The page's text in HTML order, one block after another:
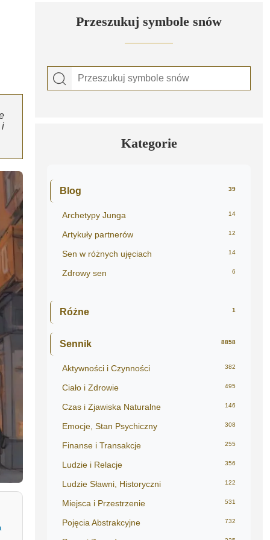
i
Przeszukuj symbole snów
Kategorie
Blog 39
Archetypy Junga 14
Artykuły partnerów 12
Sen w różnych ujęciach 14
Zdrowy sen 6
Różne 1
Sennik 8858
Aktywności i Czynności 382
Ciało i Zdrowie 495
Czas i Zjawiska Naturalne 146
Emocje, Stan Psychiczny 308
Finanse i Transakcje 255
Ludzie i Relacje 356
Ludzie Sławni, Historyczni 122
Miejsca i Przestrzenie 531
Pojęcia Abstrakcyjne 732